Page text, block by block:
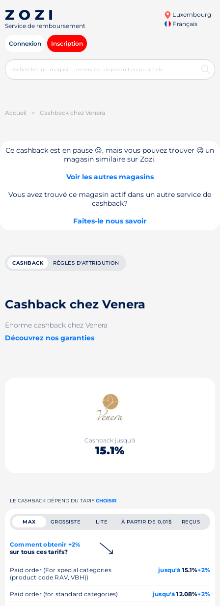
Service de remboursement
Luxembourg
Français
Connexion Inscription
Accueil > Cashback chez Venera
Ce cashback est en pause 😔, mais vous pouvez trouver 🧐 un
magasin similaire sur Zozi.
Voir les autres magasins
Vous avez trouvé ce magasin actif dans un autre service de
cashback?
Faites-le nous savoir
CASHBACK RÈGLES D'ATTRIBUTION
Cashback chez Venera
Énorme cashback chez Venera
Découvrez nos garanties
Cashback jusqu'à
15.1%
LE CASHBACK DÉPEND DU TARIF CHOISIR
MAX GROSSISTE LITE À PARTIR DE 0,01$ REÇUS
Comment obtenir +2%
sur tous ces tarifs?
Paid order (For special categories
(product code RAV, VBH))
jusqu'à 15.1%+2%
Paid order (for standard categories) jusqu'à 12.08%+2%